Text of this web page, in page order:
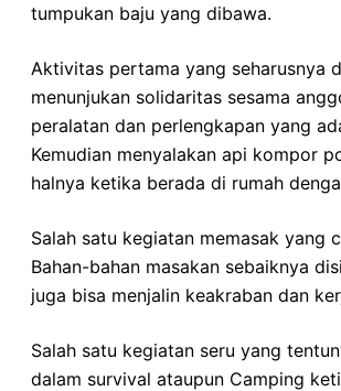
tumpukan baju yang dibawa.
Aktivitas pertama yang seharusnya
menunjukan solidaritas sesama
peralatan dan perlengkapan yang
Kemudian menyalakan api kompor
halnya ketika berada di rumah
Salah satu kegiatan memasak yang
Bahan-bahan masakan sebaiknya
juga bisa menjalin keakraban dan
Salah satu kegiatan seru yang
dalam survival ataupun Camping